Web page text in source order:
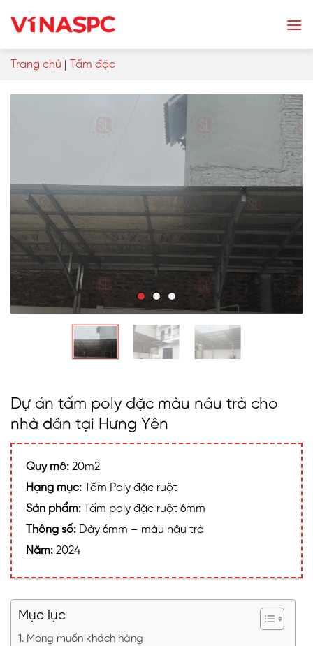
Trang chủ | Tấm đặc
Dự án tấm poly đặc màu nâu trà cho
nhà dân tại Hưng Yên
Quy mô: 20m2
Hạng mục: Tấm Poly đặc ruột
Sản phẩm: Tấm poly đặc ruột 6mm
Thông số: Dày 6mm – màu nâu trà
Năm: 2024
Mục lục
Mong muốn khách hàng